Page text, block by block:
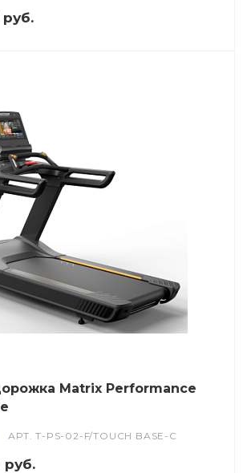
руб.
Matrix Performance
АРТ.T-PS-02-F/TOUCH BASE-C
руб.